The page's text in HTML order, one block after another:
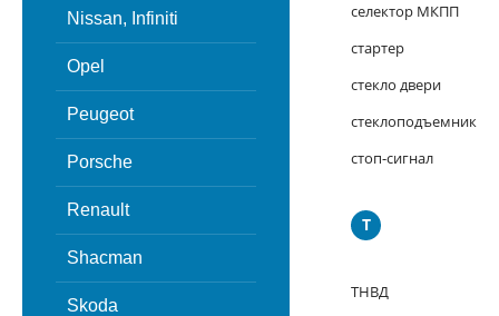
Nissan, Infiniti
Opel
Peugeot
Porsche
Renault
Shacman
Skoda
селектор МКПП
стартер
стекло двери
стеклоподъемник
стоп-сигнал
Т
ТНВД